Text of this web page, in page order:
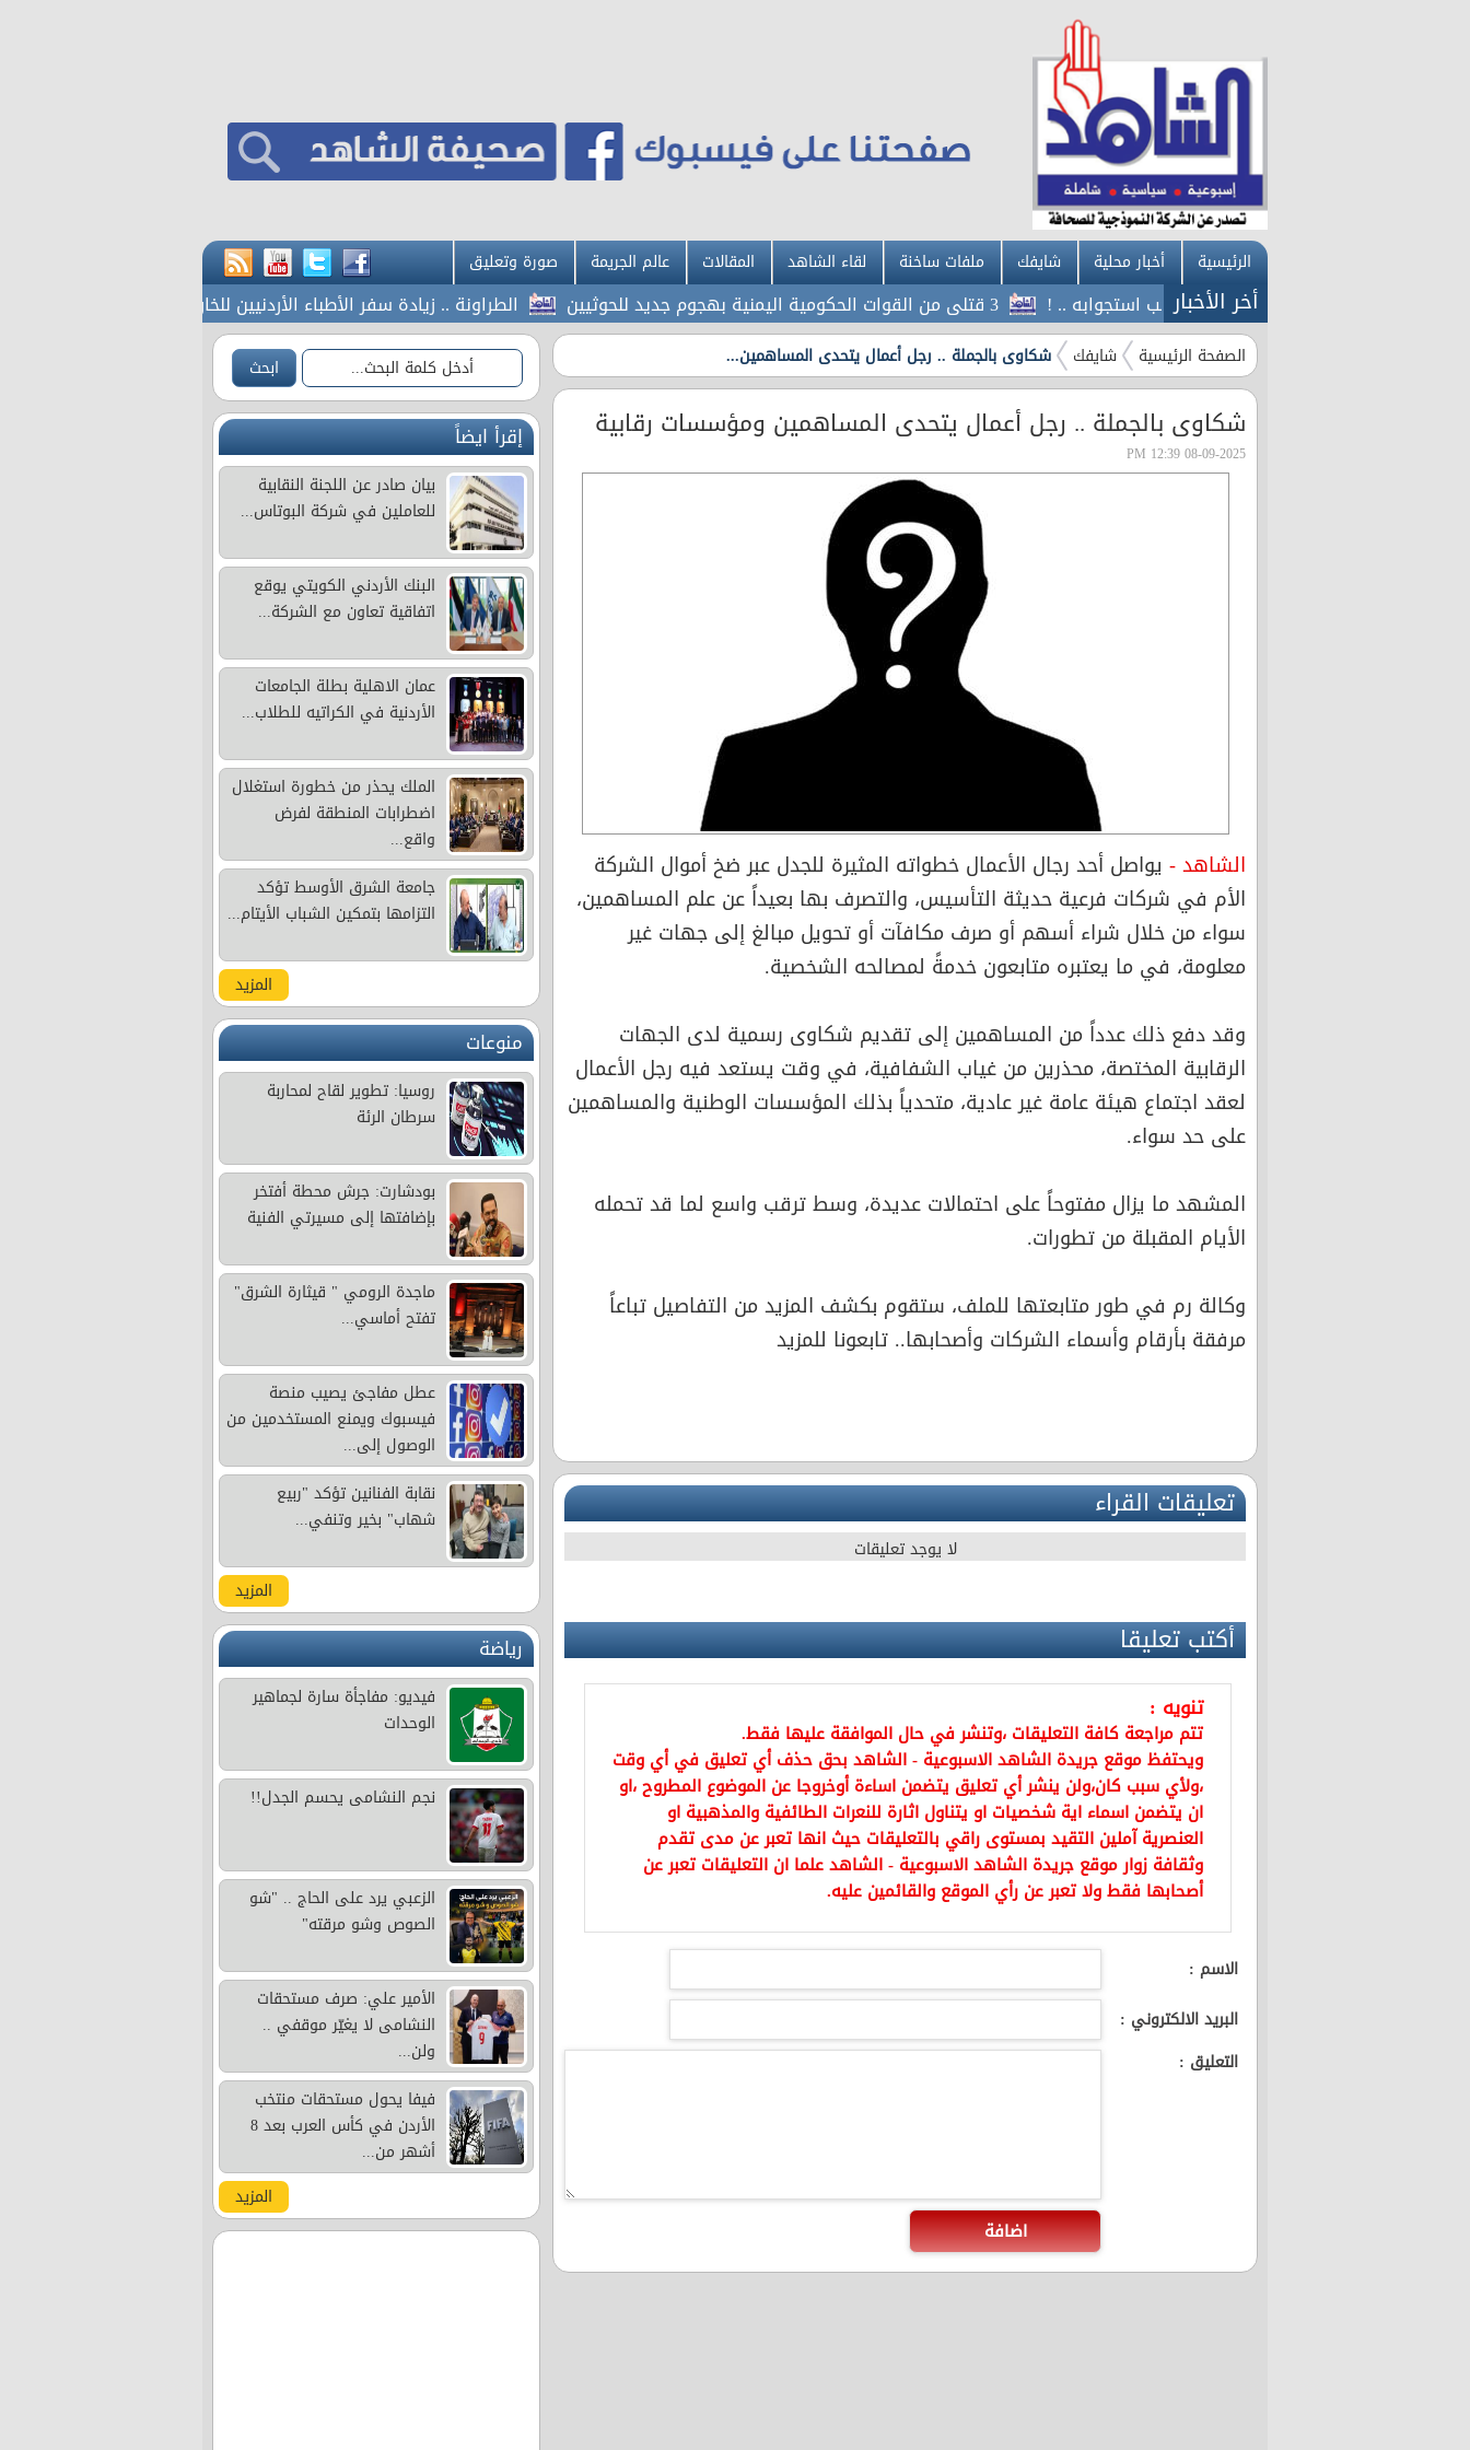
الرئيسية أخبار محلية شايفك ملفات ساخنة لقاء الشاهد المقالات عالم الجريمة صورة وتعليق
أخر الأخبار
ل رم : وزير النقل تواصل معي لسحب استجوابه .. ! 3 قتلى من القوات الحكومية اليمنية بهجوم جديد للحوثيين الطراونة .. زيادة سفر الأطباء الأردنيين للخارج بسبب تنامي عوامل الجذب
الصفحة الرئيسية شايفك شكاوى بالجملة .. رجل أعمال يتحدى المساهمين...
شكاوى بالجملة .. رجل أعمال يتحدى المساهمين ومؤسسات رقابية
08-09-2025 12:39 PM
الشاهد - يواصل أحد رجال الأعمال خطواته المثيرة للجدل عبر ضخ أموال الشركة
الأم في شركات فرعية حديثة التأسيس، والتصرف بها بعيداً عن علم المساهمين،
سواء من خلال شراء أسهم أو صرف مكافآت أو تحويل مبالغ إلى جهات غير
معلومة، في ما يعتبره متابعون خدمةً لمصالحه الشخصية.
وقد دفع ذلك عدداً من المساهمين إلى تقديم شكاوى رسمية لدى الجهات
الرقابية المختصة، محذرين من غياب الشفافية، في وقت يستعد فيه رجل الأعمال
لعقد اجتماع هيئة عامة غير عادية، متحدياً بذلك المؤسسات الوطنية والمساهمين
على حد سواء.
المشهد ما يزال مفتوحاً على احتمالات عديدة، وسط ترقب واسع لما قد تحمله
الأيام المقبلة من تطورات.
وكالة رم في طور متابعتها للملف، ستقوم بكشف المزيد من التفاصيل تباعاً
مرفقة بأرقام وأسماء الشركات وأصحابها.. تابعونا للمزيد
تعليقات القراء
لا يوجد تعليقات
أكتب تعليقا
تنويه :
تتم مراجعة كافة التعليقات ،وتنشر في حال الموافقة عليها فقط.
ويحتفظ موقع جريدة الشاهد الاسبوعية - الشاهد بحق حذف أي تعليق في أي وقت
،ولأي سبب كان،ولن ينشر أي تعليق يتضمن اساءة أوخروجا عن الموضوع المطروح ،او
ان يتضمن اسماء اية شخصيات او يتناول اثارة للنعرات الطائفية والمذهبية او
العنصرية آملين التقيد بمستوى راقي بالتعليقات حيث انها تعبر عن مدى تقدم
وثقافة زوار موقع جريدة الشاهد الاسبوعية - الشاهد علما ان التعليقات تعبر عن
أصحابها فقط ولا تعبر عن رأي الموقع والقائمين عليه.
الاسم :
البريد الالكتروني :
التعليق :
اضافة
إقرأ ايضاً
بيان صادر عن اللجنة النقابية
للعاملين في شركة البوتاس...
البنك الأردني الكويتي يوقع
اتفاقية تعاون مع الشركة...
عمان الاهلية بطلة الجامعات
الأردنية في الكراتيه للطلاب...
الملك يحذر من خطورة استغلال
اضطرابات المنطقة لفرض
واقع...
جامعة الشرق الأوسط تؤكد
التزامها بتمكين الشباب الأيتام...
المزيد
منوعات
روسيا: تطوير لقاح لمحاربة
سرطان الرئة
بودشارت: جرش محطة أفتخر
بإضافتها إلى مسيرتي الفنية
ماجدة الرومي " قيثارة الشرق"
تفتح أماسي...
عطل مفاجئ يصيب منصة
فيسبوك ويمنع المستخدمين من
الوصول إلى...
نقابة الفنانين تؤكد "ربيع
شهاب" بخير وتنفي...
المزيد
رياضة
فيديو: مفاجأة سارة لجماهير
الوحدات
نجم النشامى يحسم الجدل!!
الزعبي يرد على الحاج .. "شو
الصوص وشو مرقته"
الأمير علي: صرف مستحقات
النشامى لا يغيّر موقفي ..
ولن...
فيفا يحول مستحقات منتخب
الأردن في كأس العرب بعد 8
أشهر من...
المزيد